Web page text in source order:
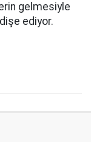
gelmesiyle
ediyor.